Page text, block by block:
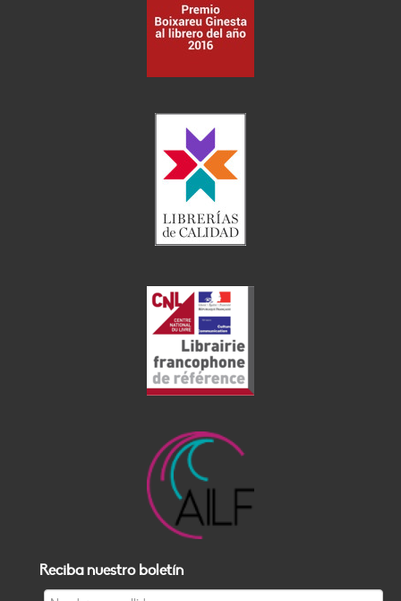
Reciba nuestro boletín